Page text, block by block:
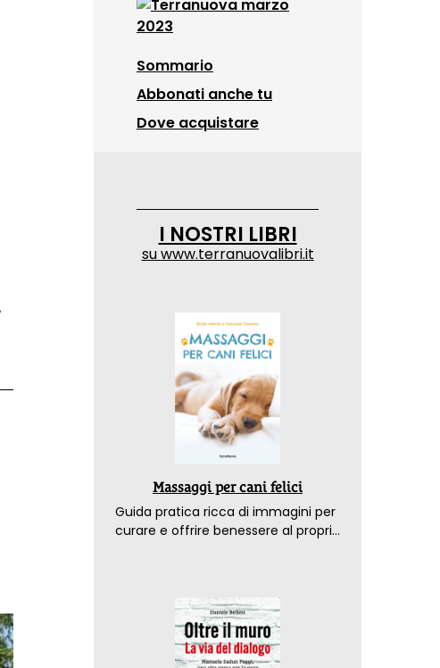
Sommario
Abbonati anche tu
Dove acquistare
I NOSTRI LIBRI
suwww.terranuovalibri.it
Massaggi per cani felici
Guida pratica ricca di immagini per
curare e offrire benessere al proprio